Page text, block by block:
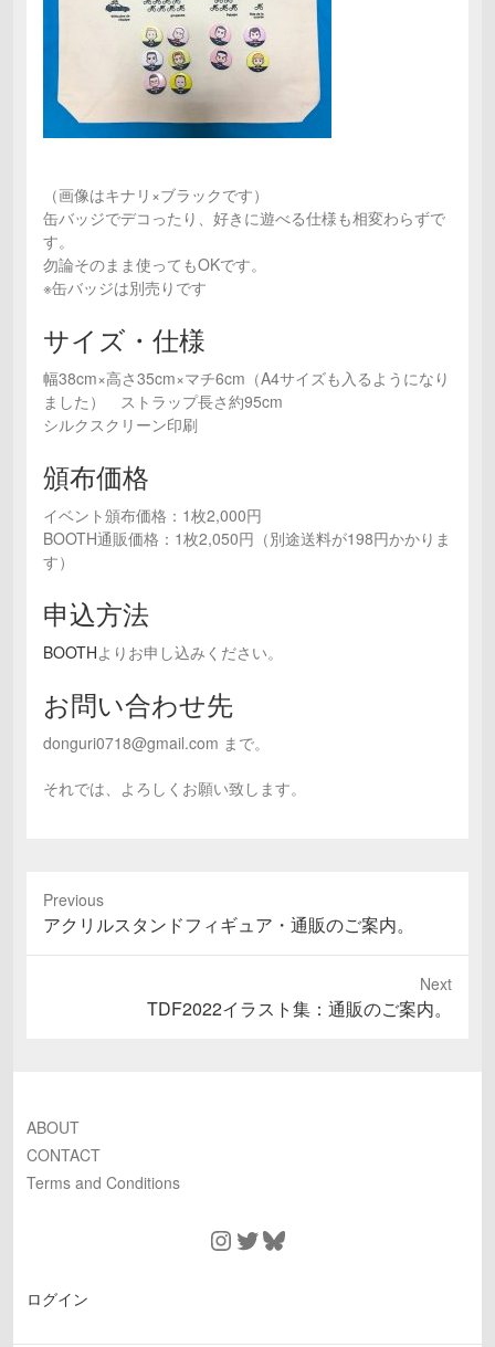
（画像はキナリ×ブラックです）
缶バッジでデコったり、好きに遊べる仕様も相変わらずで
す。
勿論そのまま使ってもOKです。
※缶バッジは別売りです
サイズ・仕様
幅38cm×高さ35cm×マチ6cm（A4サイズも入るようになり
ました） ストラップ長さ約95cm
シルクスクリーン印刷
頒布価格
イベント頒布価格：1枚2,000円
BOOTH通販価格：1枚2,050円（別途送料が198円かかりま
す）
申込方法
BOOTHよりお申し込みください。
お問い合わせ先
donguri0718@gmail.com まで。
それでは、よろしくお願い致します。
Previous
Previous
post:
アクリルスタンドフィギュア・通販のご案内。
Next
TDF2022イラスト集：通販のご案内。
ABOUT
CONTACT
Terms and Conditions
Instagram
TwitterBluesky
ログイン